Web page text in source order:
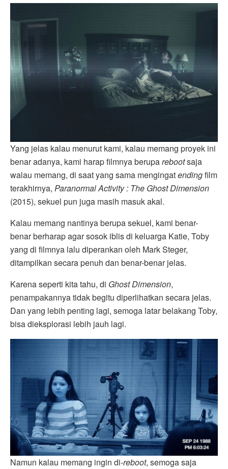
Yang jelas kalau menurut kami, kalau memang proyek ini
benar adanya, kami harap filmnya beruparebootsaja
walau memang, di saat yang sama mengingatendingfilm
terakhirnya, Paranormal Activity : The Ghost Dimension
(2015), sekuel pun juga masih masuk akal.
Kalau memang nantinya berupa sekuel, kami benar-
benar berharap agar sosok iblis di keluarga Katie, Toby
yang di filmnya lalu diperankan oleh Mark Steger,
ditampilkan secara penuh dan benar-benar jelas.
Karena seperti kita tahu, di Ghost Dimension,
penampakannya tidak begitu diperlihatkan secara jelas.
Dan yang lebih penting lagi, semoga latar belakang Toby,
bisa dieksplorasi lebih jauh lagi.
Namun kalau memang ingin di-reboot, semoga saja